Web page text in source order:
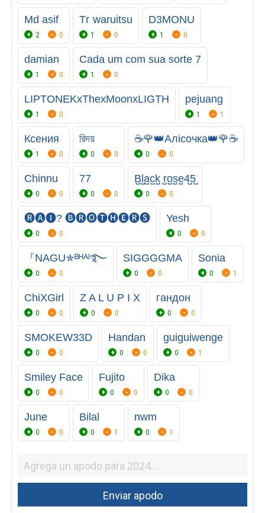
Md asif
2 0
Тг waruitsu
1 0
D3MONU
1 0
damian
1 0
Cada um com sua sorte 7
1 0
LIPTONEKxThexMoonxLIGTH
1 0
pejuang
1 1
Ксения
1 0
রিদয়
0 0
☕🌹👑Алісочка👑🌹☕
0 0
Chinnu
0 0
77
0 0
B̺l̺a̺c̺k̺ r̺o̺s̺e̺4̺5̺
0 0
🅡︎🅐︎🅘︎? 🅑︎🅡︎🅞︎🅣︎🅗︎🅔︎🅡︎🅢︎
0 0
Yesh
0 0
『NAGU✯ᴮᴴᴬᴵ࿐
0 0
SIGGGGMA
0 0
Sonia
0 1
ChiXGirl
0 0
Z A L U P I X
0 0
гандон
0 0
SMOKEW33D
0 0
Handan
0 0
guiguiwenge
0 1
Smiley Face
0 0
Fujito
0 0
Dika
0 0
June
0 0
Bilal
0 1
nwm
0 1